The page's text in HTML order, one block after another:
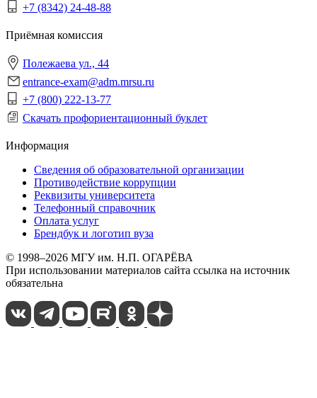
+7 (8342) 24-48-88
Приёмная комиссия
Полежаева ул., 44
entrance-exam@adm.mrsu.ru
+7 (800) 222-13-77
Скачать профориентационный буклет
Информация
Сведения об образовательной организации
Противодействие коррупции
Реквизиты университета
Телефонный справочник
Оплата услуг
Брендбук и логотип вуза
© 1998–2026 МГУ им. Н.П. ОГАРЁВА
При использовании материалов сайта ссылка на источник
обязательна